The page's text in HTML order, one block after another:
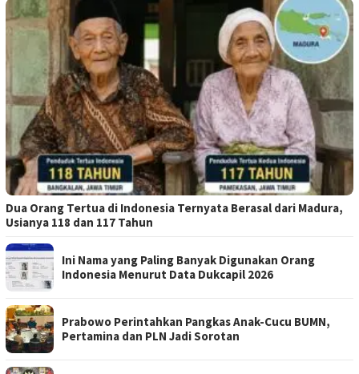
Dua Orang Tertua di Indonesia Ternyata Berasal dari Madura,
Usianya 118 dan 117 Tahun
Ini Nama yang Paling Banyak Digunakan Orang
Indonesia Menurut Data Dukcapil 2026
Prabowo Perintahkan Pangkas Anak-Cucu BUMN,
Pertamina dan PLN Jadi Sorotan